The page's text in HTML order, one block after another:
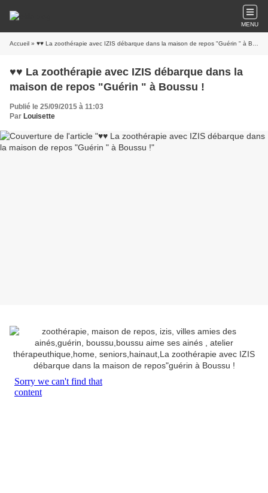
MENU
Accueil » ♥♥ La zoothérapie avec IZIS débarque dans la maison de repos "Guérin " à Boussu !
♥♥ La zoothérapie avec IZIS débarque dans la
maison de repos "Guérin " à Boussu !
Publié le 25/09/2015 à 11:03
Par Louisette